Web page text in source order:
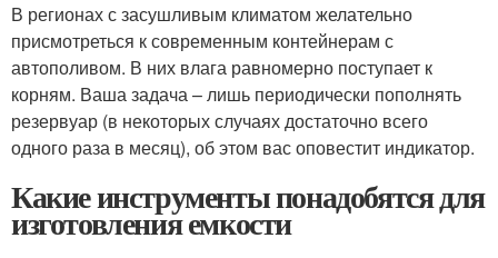
В регионах с засушливым климатом желательно
присмотреться к современным контейнерам с
автополивом. В них влага равномерно поступает к
корням. Ваша задача – лишь периодически пополнять
резервуар (в некоторых случаях достаточно всего
одного раза в месяц), об этом вас оповестит индикатор.
Какие инструменты понадобятся для
изготовления емкости